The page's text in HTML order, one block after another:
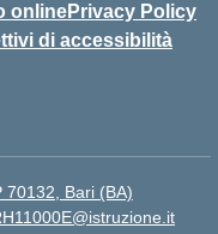
onlinePrivacy Policy
di accessibilità
70132, Bari (BA)